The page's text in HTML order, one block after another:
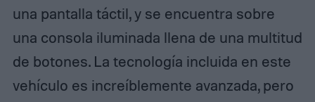
una pantalla táctil, y se encuentra sobre
una consola iluminada llena de una multitud
de botones. La tecnología incluida en este
vehículo es increíblemente avanzada, pero